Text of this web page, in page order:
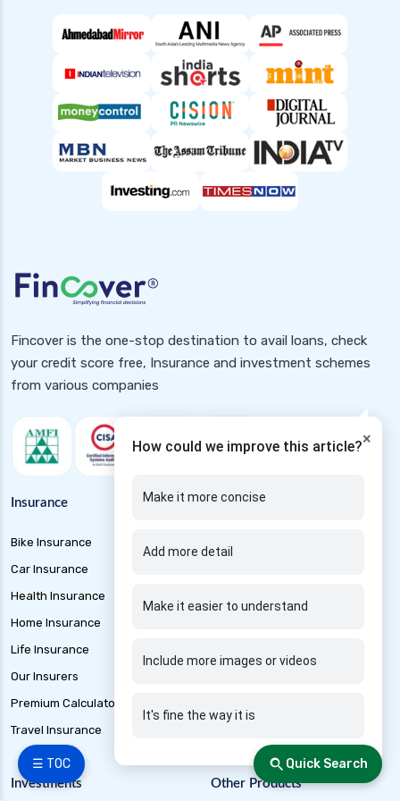
☰ TOC
types of health insurance in india
waiting period in health insurance
health insurance
Popular Searches
Health Insurance for Diabetic Patients in India
Health Insurance for Paralysis Patients in
India
Health Insurance for Asthma Patients in India
Health Insurance for High Cholesterol in India
Health Insurance for High Blood Pressure
Health Insurance for Tb Patients in India
Health Insurance for Dengue in India
Health Insurance for Thyroid Patients in India
Health Insurance for Multiple Sclerosis in India
Health Insurance for Cataract Surgery in India
Health Insurance for Rheumatoid Arthritis in
India
×
How could we improve this article?
Make it more concise
Add more detail
Make it easier to understand
Include more images or videos
It's fine the way it is
Quick Search
Fincover is the one-stop destination to avail loans, check
your credit score free, Insurance and investment schemes
from various companies
Insurance
Bike Insurance
Car Insurance
Health Insurance
Home Insurance
Life Insurance
Our Insurers
Premium Calculator
Travel Insurance
Loans
Investments Other Products